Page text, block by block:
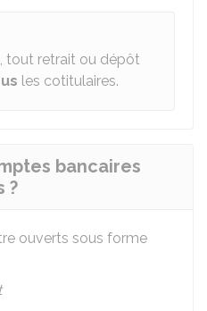
, tout retrait ou dépôt
les cotitulaires.
bancaires
?
ouverts sous forme